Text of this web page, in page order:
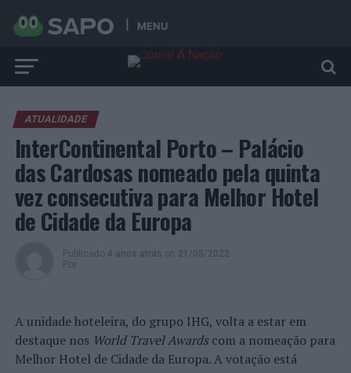
MENU
ATUALIDADE
InterContinental Porto – Palácio
das Cardosas nomeado pela quinta
vez consecutiva para Melhor Hotel
de Cidade da Europa
Publicado 4 anos atrás on 21/05/2022
Por
A unidade hoteleira, do grupo IHG, volta a estar em
destaque nos World Travel Awardscom a nomeação para
Melhor Hotel de Cidade da Europa. A votação está